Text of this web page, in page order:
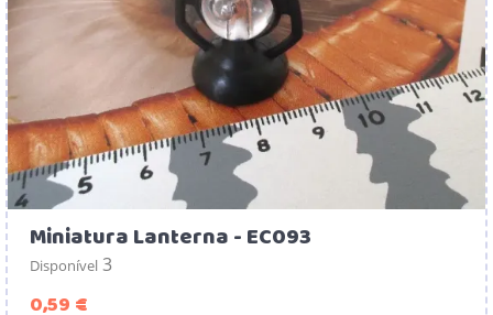
Miniatura Lanterna - EC093
Disponível 3
0,59 €